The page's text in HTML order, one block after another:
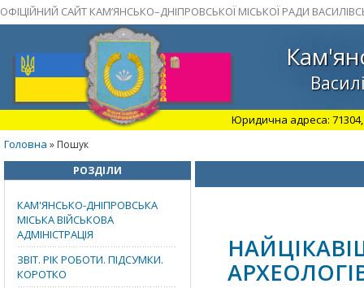
ОФІЦІЙНИЙ САЙТ КАМ’ЯНСЬКО–ДНІПРОВСЬКОЇ МІСЬКОЇ РАДИ
Юридична адреса: 71304,
Головна » Пошук
РОЗДІЛИ
КАМ'ЯНСЬКО-ДНІПРОВСЬКА
МІСЬКА ВІЙСЬКОВА
АДМІНІСТРАЦІЯ
ЗВІТ. РІК РОБОТИ. ПІДСУМКИ.
КОРОТКО